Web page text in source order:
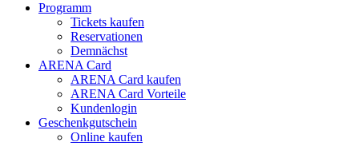
Programm
Tickets kaufen
Reservationen
Demnächst
ARENA Card
ARENA Card kaufen
ARENA Card Vorteile
Kundenlogin
Geschenkgutschein
Online kaufen